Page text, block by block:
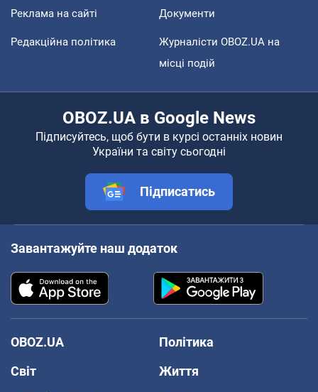
Реклама на сайті Документи
Редакційна політика
Журналісти OBOZ.UA на
місці подій
OBOZ.UA в Google News
Підписуйтесь, щоб бути в курсі останніх новин
України та світу сьогодні
Підписатись
Завантажуйте наш додаток
OBOZ.UA
Політика
Світ
Життя